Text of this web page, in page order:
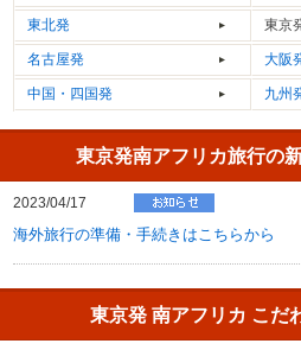
東北発 東京
名古屋発 大阪
中国・四国発 九州
東京発南アフリカ旅行の
2023/04/17
海外旅行の準備・手続きはこちらから
東京発 南アフリカ こだ